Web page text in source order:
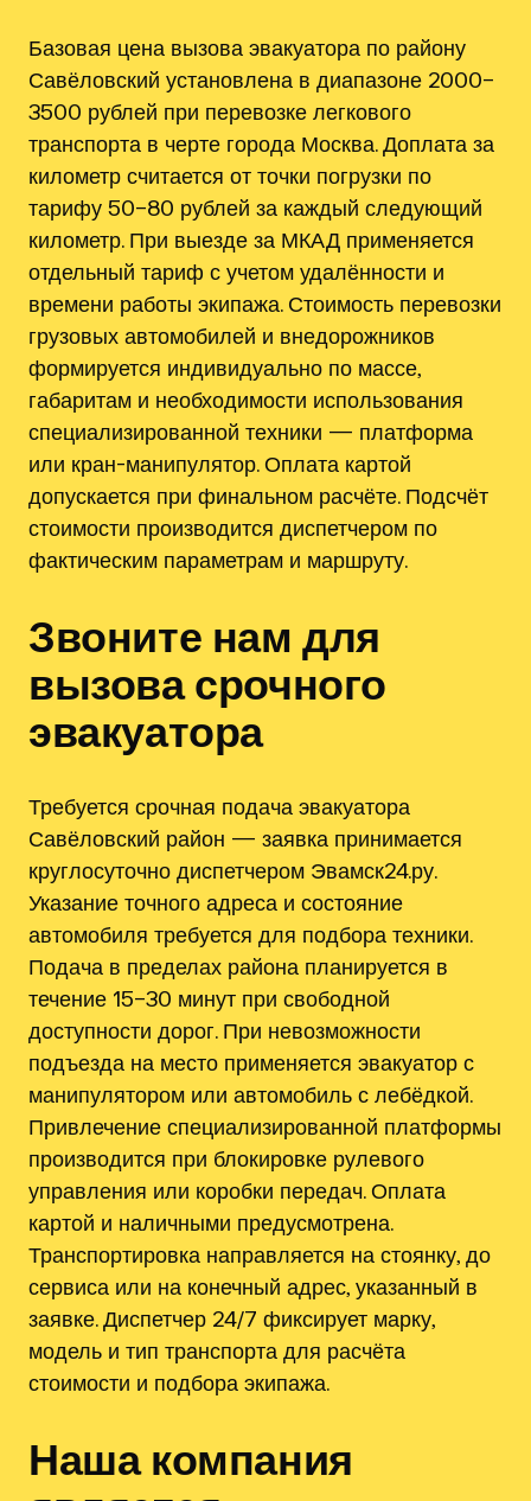
Базовая цена вызова эвакуатора по району
Савёловский установлена в диапазоне 2000–
3500 рублей при перевозке легкового
транспорта в черте города Москва. Доплата за
километр считается от точки погрузки по
тарифу 50–80 рублей за каждый следующий
километр. При выезде за МКАД применяется
отдельный тариф с учетом удалённости и
времени работы экипажа. Стоимость перевозки
грузовых автомобилей и внедорожников
формируется индивидуально по массе,
габаритам и необходимости использования
специализированной техники — платформа
или кран-манипулятор. Оплата картой
допускается при финальном расчёте. Подсчёт
стоимости производится диспетчером по
фактическим параметрам и маршруту.
Звоните нам для
вызова срочного
эвакуатора
Требуется срочная подача эвакуатора
Савёловский район — заявка принимается
круглосуточно диспетчером Эвамск24.ру.
Указание точного адреса и состояние
автомобиля требуется для подбора техники.
Подача в пределах района планируется в
течение 15–30 минут при свободной
доступности дорог. При невозможности
подъезда на место применяется эвакуатор с
манипулятором или автомобиль с лебёдкой.
Привлечение специализированной платформы
производится при блокировке рулевого
управления или коробки передач. Оплата
картой и наличными предусмотрена.
Транспортировка направляется на стоянку, до
сервиса или на конечный адрес, указанный в
заявке. Диспетчер 24/7 фиксирует марку,
модель и тип транспорта для расчёта
стоимости и подбора экипажа.
Наша компания